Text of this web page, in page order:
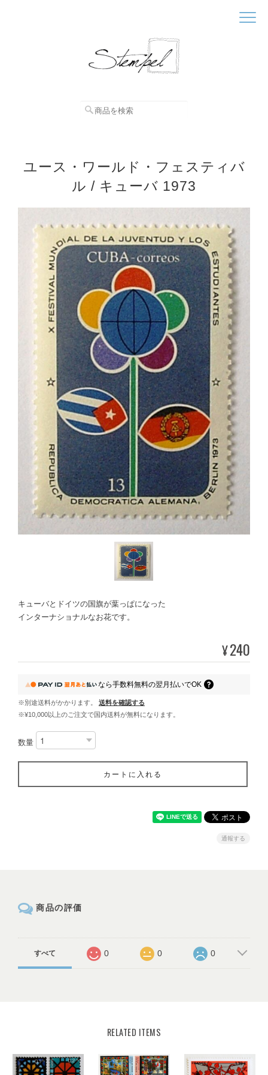
ユース・ワールド・フェスティバ
ル / キューバ 1973
キューバとドイツの国旗が葉っぱになった
インターナショナルなお花です。
¥240
なら手数料無料の翌月払いでOK
※別途送料がかかります。
送料を確認する
※¥10,000以上のご注文で国内送料が無料になります。
数量
カートに入れる
通報する
商品の評価
すべて 0 0 0
RELATED ITEMS